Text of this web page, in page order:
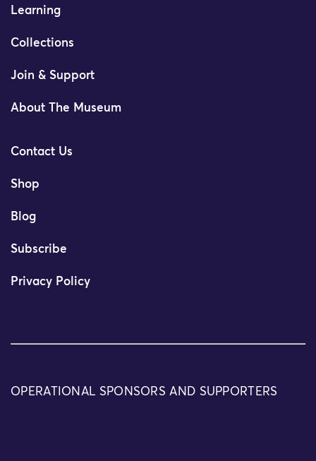
Learning
Collections
Join & Support
About The Museum
Contact Us
Shop
Blog
Subscribe
Privacy Policy
OPERATIONAL SPONSORS AND SUPPORTERS